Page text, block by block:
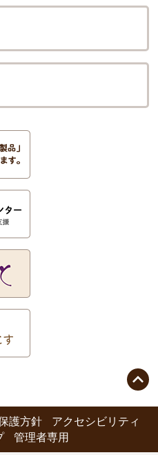

護方針
アクセシビリティ
管理者専用